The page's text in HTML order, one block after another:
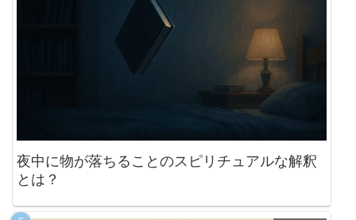
夜中に物が落ちることのスピリチュアルな解釈
とは？